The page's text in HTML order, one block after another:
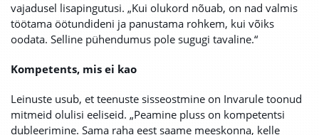
vajadusel lisapingutusi. „Kui olukord nõuab, on nad valmis
töötama öötundideni ja panustama rohkem, kui võiks
oodata. Selline pühendumus pole sugugi tavaline.“
Kompetents, mis ei kao
Leinuste usub, et teenuste sisseostmine on Invarule toonud
mitmeid olulisi eeliseid. „Peamine pluss on kompetentsi
dubleerimine. Sama raha eest saame meeskonna, kelle